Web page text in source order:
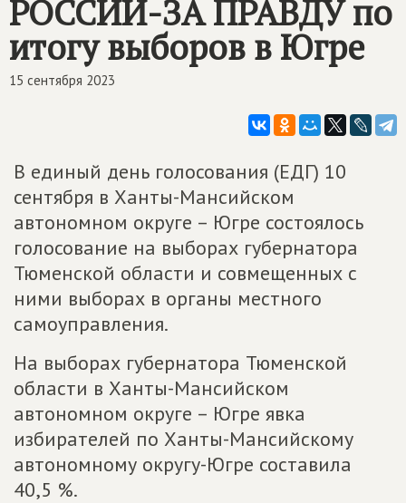
РОССИИ-ЗА ПРАВДУ по
итогу выборов в Югре
15 сентября 2023
В единый день голосования (ЕДГ) 10
сентября в Ханты-Мансийском
автономном округе – Югре состоялось
голосование на выборах губернатора
Тюменской области и совмещенных с
ними выборах в органы местного
самоуправления.
На выборах губернатора Тюменской
области в Ханты-Мансийском
автономном округе – Югре явка
избирателей по Ханты-Мансийскому
автономному округу-Югре составила
40,5 %.